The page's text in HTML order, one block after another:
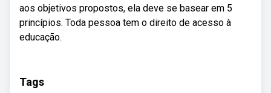
aos objetivos propostos, ela deve se basear em 5
princípios. Toda pessoa tem o direito de acesso à
educação.
Tags